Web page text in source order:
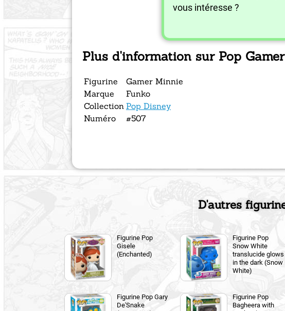
vous intéresse ?
Plus d'information sur Pop
Figurine
Gamer Minnie
Marque
Funko
Collection Pop Disney
Numéro
#507
D'autres
Figurine Pop
Gisele
(Enchanted)
Figurine Pop
Snow White
translucide glows
in the dark (Snow
White)
Figurine Pop Gary
De'Snake
Figurine Pop
Bagheera with